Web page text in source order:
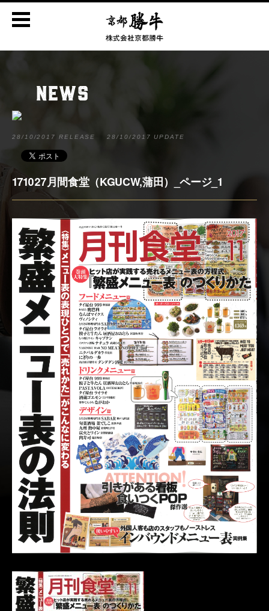
NEWS
28/10/2017 RELEASE 28/10/2017 UPDATE
171027月間食堂（KGUCW,蒲田）_ページ_1